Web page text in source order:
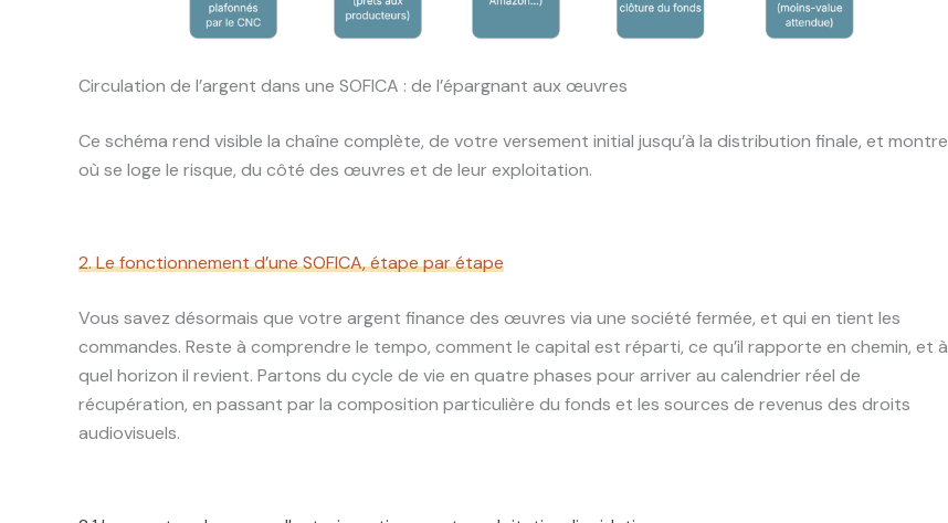
Circulation de l’argent dans une SOFICA : de l’épargnant aux œuvres
Ce schéma rend visible la chaîne complète, de votre versement initial jusqu’à la distribution finale, et montre
où se loge le risque, du côté des œuvres et de leur exploitation.
2. Le fonctionnement d’une SOFICA, étape par étape
Vous savez désormais que votre argent finance des œuvres via une société fermée, et qui en tient les
commandes. Reste à comprendre le tempo, comment le capital est réparti, ce qu’il rapporte en chemin, et à
quel horizon il revient. Partons du cycle de vie en quatre phases pour arriver au calendrier réel de
récupération, en passant par la composition particulière du fonds et les sources de revenus des droits
audiovisuels.